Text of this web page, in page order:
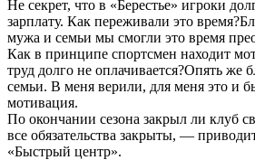
Не секрет, что в «Берестье» игроки
зарплату. Как переживали это
мужа и семьи мы смогли это время
Как в принципе спортсмен находит
труд долго не оплачивается?Опять же
семьи. В меня верили, для меня это и
мотивация.
По окончании сезона закрыл ли клуб
все обязательства закрыты, —
«Быстрый центр».